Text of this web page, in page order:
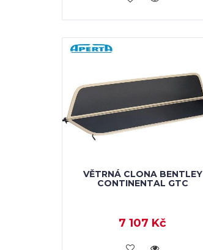
VĚTRNÁ CLONA BENTLEY
CONTINENTAL GTC
7 107 Kč
KOUPIT